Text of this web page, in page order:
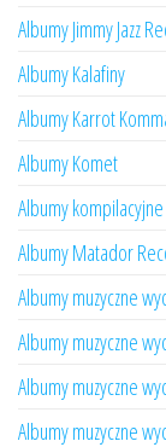
Albumy Jimmy Jazz
Albumy Kalafiny
Albumy Karrot
Albumy Komet
Albumy kompilacyjne
Albumy Matador
Albumy muzyczne
Albumy muzyczne
Albumy muzyczne
Albumy muzyczne